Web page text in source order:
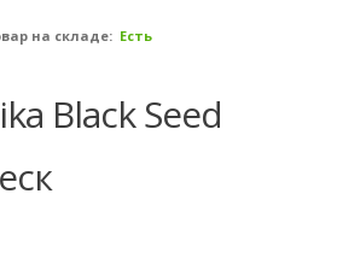
на складе: Есть